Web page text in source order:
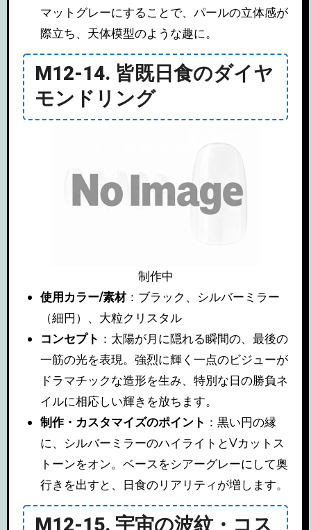
マットグレーにすることで、パールの立体感が
際立ち、天体模型のような趣に。
M12-14. 皆既日食のダイヤ
モンドリング
制作中
使用カラー/素材：ブラック、シルバーミラー
（細円）、大粒クリスタル
コンセプト ：太陽が月に隠れる瞬間の、最後の
一筋の光を表現。強烈に輝く一点のビジューが
ドラマチックな造形を生み、特別な日の勝負ネ
イルに相応しい輝きを放ちます。
制作・カスタマイズのポイント ：黒い円の縁
に、シルバーミラーのハイライトとVカットス
トーンをオン。ベースをシアーグレーにして奥
行きを出すと、日食のリアリティが増します。